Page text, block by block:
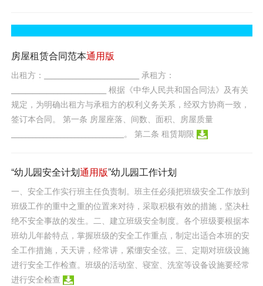
房屋租赁合同范本通用版
出租方：___________________________ 承租方：
___________________________ 根据《中华人民共和国合同法》及有关
规定，为明确出租方与承租方的权利义务关系，经双方协商一致，
签订本合同。 第一条 房屋座落、间数、面积、房屋质量
________________________________。 第二条 租赁期限
“幼儿园安全计划通用版”幼儿园工作计划
一、安全工作实行班主任负责制。班主任必须把班级安全工作放到
班级工作的重中之重的位置来对待，采取积极有效的措施，坚决杜
绝不安全事故的发生。二、建立班级安全制度。各个班级要根据本
班幼儿年龄特点，掌握班级的安全工作重点，制定出适合本班的安
全工作措施，天天讲，经常讲，紧绷安全弦。三、定期对班级设施
进行安全工作检查。班级的活动室、寝室、洗室等设备设施要经常
进行安全检查